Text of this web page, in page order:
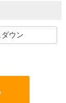
ウン